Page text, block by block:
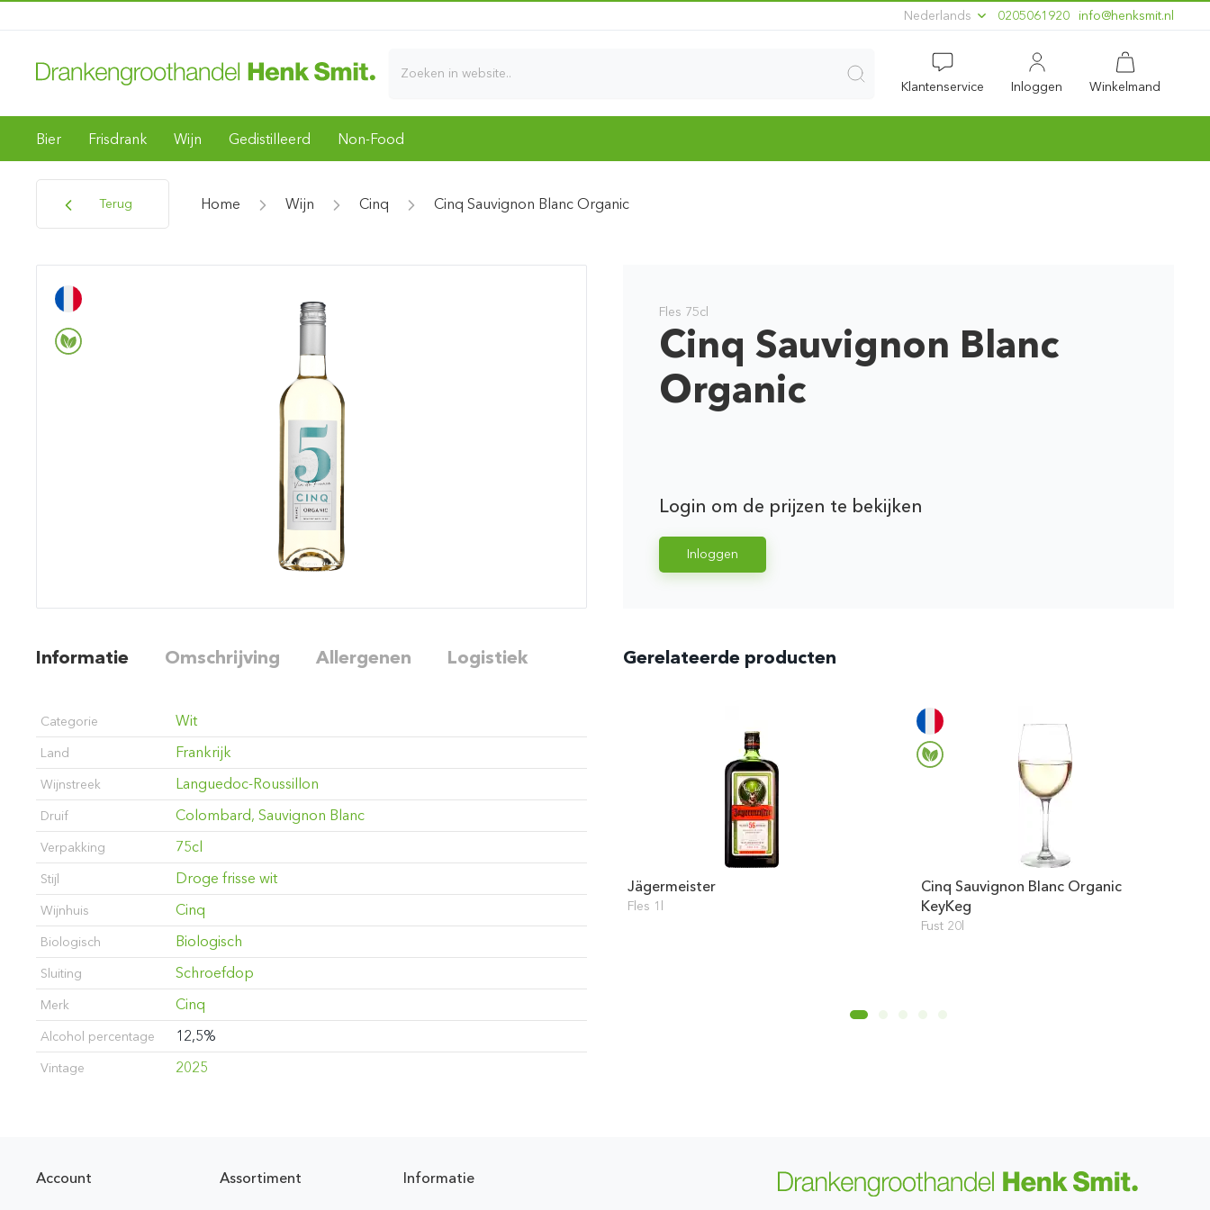
Nederlands 0205061920 ln.timskneh@ofni
Klantenservice Inloggen Winkelmand
Bier Frisdrank Wijn Gedistilleerd Non-Food
Terug Home Wijn Cinq Cinq Sauvignon Blanc Organic
Fles 75cl
Cinq Sauvignon Blanc
Organic
Login om de prijzen te bekijken
Inloggen
Informatie Omschrijving Allergenen Logistiek
Categorie Wit
Land Frankrijk
Wijnstreek Languedoc-Roussillon
Druif Colombard, Sauvignon Blanc
Verpakking 75cl
Stijl Droge frisse wit
Wijnhuis Cinq
Biologisch Biologisch
Sluiting Schroefdop
Merk Cinq
Alcohol percentage 12,5%
Vintage 2025
Gerelateerde producten
Jägermeister
Fles 1l
Cinq Sauvignon Blanc Organic
KeyKeg
Fust 20l
Account Assortiment Informatie